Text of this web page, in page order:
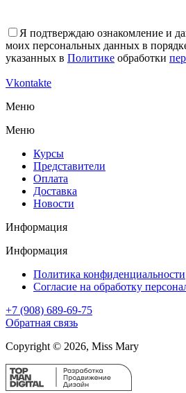
Я подтверждаю ознакомление и
моих персональных данных в
указанных в Политике обработки
Vkontakte
Меню
Меню
Курсы
Представители
Оплата
Доставка
Новости
Информация
Информация
Политика конфиденциальности
Согласие на обработку
+7 (908) 689-69-75
Обратная связь
Copyright © 2026, Miss Mary